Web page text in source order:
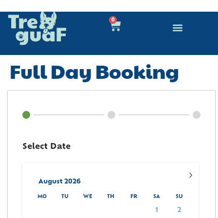
0
Full Day Booking
Select Date
›
August 2026
MO TU WE TH FR SA SU
1 2